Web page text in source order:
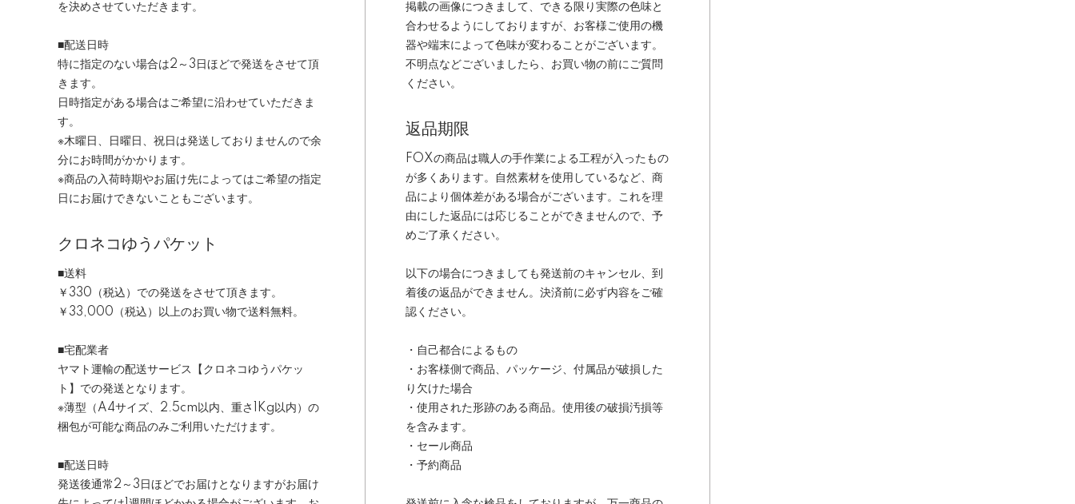
を決めさせていただきます。
■配送日時
特に指定のない場合は2～3日ほどで発送をさせて頂
きます。
日時指定がある場合はご希望に沿わせていただきま
す。
※木曜日、日曜日、祝日は発送しておりませんので余
分にお時間がかかります。
※商品の入荷時期やお届け先によってはご希望の指定
日にお届けできないこともございます。
クロネコゆうパケット
■送料
￥330（税込） での発送をさせて頂きます。
￥33,000（税込）以上のお買い物で送料無料。
■宅配業者
ヤマト運輸の配送サービス【クロネコゆうパケッ
ト】での発送となります。
※薄型（A4サイズ、2.5cm以内、重さ1Kg以内） の
梱包が可能な商品のみご利用いただけます。
■配送日時
発送後通常2～3日ほどでお届けとなりますがお届け
掲載の画像につきまして、できる限り実際の色味と
合わせるようにしておりますが、お客様ご使用の機
器や端末によって色味が変わることがございます。
不明点などございましたら、お買い物の前にご質問
ください。
返品期限
FOXの商品は職人の手作業による工程が入ったもの
が多くあります。自然素材を使用しているなど、商
品により個体差がある場合がございます。これを理
由にした返品には応じることができませんので、予
めご了承ください。
以下の場合につきましても発送前のキャンセル、到
着後の返品ができません。決済前に必ず内容をご確
認ください。
・自己都合によるもの
・お客様側で商品、パッケージ、付属品が破損した
り欠けた場合
・使用された形跡のある商品。使用後の破損汚損等
を含みます。
・セール商品
・予約商品